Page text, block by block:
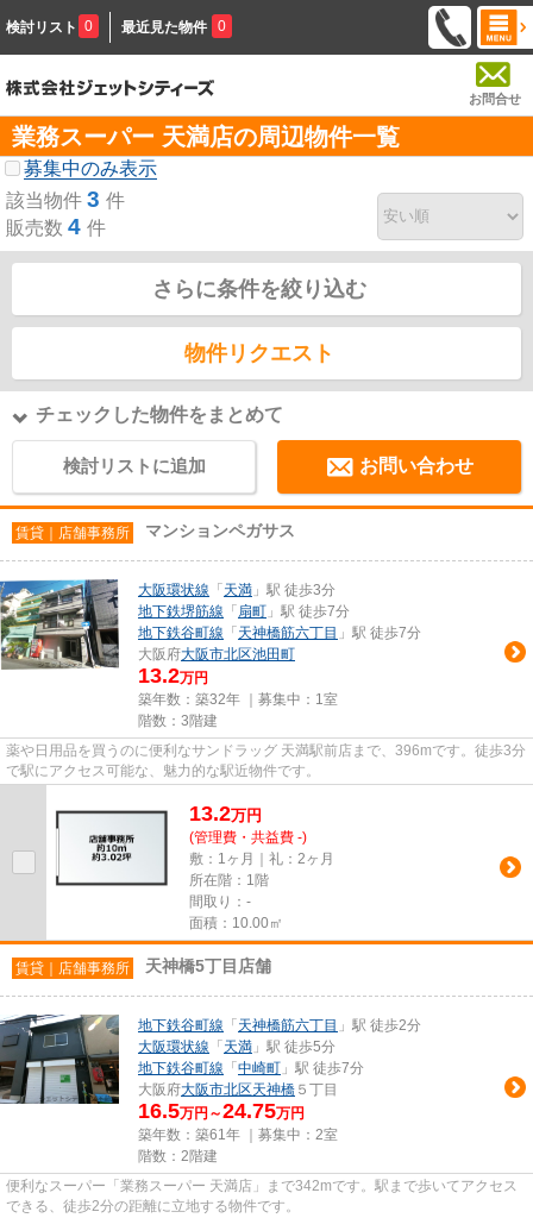
検討リスト 0 最近見た物件 0
お問合せ
業務スーパー 天満店の周辺物件一覧
募集中のみ表示
該当物件 3 件
販売数 4 件
さらに条件を絞り込む
物件リクエスト
チェックした物件をまとめて
検討リストに追加 お問い合わせ
賃貸｜店舗事務所 マンションペガサス
大阪環状線 「 天満 」駅 徒歩3分
地下鉄堺筋線 「 扇町 」駅 徒歩7分
地下鉄谷町線 「 天神橋筋六丁目 」駅 徒歩7分
大阪府大阪市北区池田町
13.2万円
築年数：築32年 ｜募集中： 1室
階数：3階建
薬や日用品を買うのに便利なサンドラッグ 天満駅前店まで、396mです。徒歩3分
で駅にアクセス可能な、魅力的な駅近物件です。
13.2万円
(管理費・共益費 -)
敷：1ヶ月｜礼：2ヶ月
所在階：1階
間取り：-
面積：10.00㎡
賃貸｜店舗事務所 天神橋5丁目店舗
地下鉄谷町線 「 天神橋筋六丁目 」駅 徒歩2分
大阪環状線 「 天満 」駅 徒歩5分
地下鉄谷町線 「 中崎町 」駅 徒歩7分
大阪府大阪市北区天神橋 ５丁目
16.5万円～24.75万円
築年数：築61年 ｜募集中： 2室
階数：2階建
便利なスーパー「業務スーパー 天満店」まで342mです。駅まで歩いてアクセス
できる、徒歩2分の距離に立地する物件です。